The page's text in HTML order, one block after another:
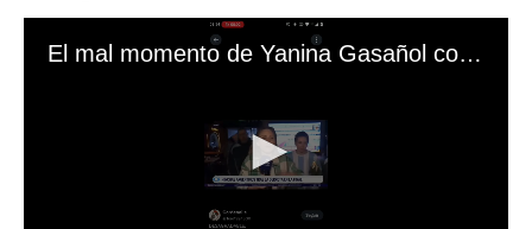
El mal momento de Yanina Gasañol con un hincha argentino en "Subrayado"